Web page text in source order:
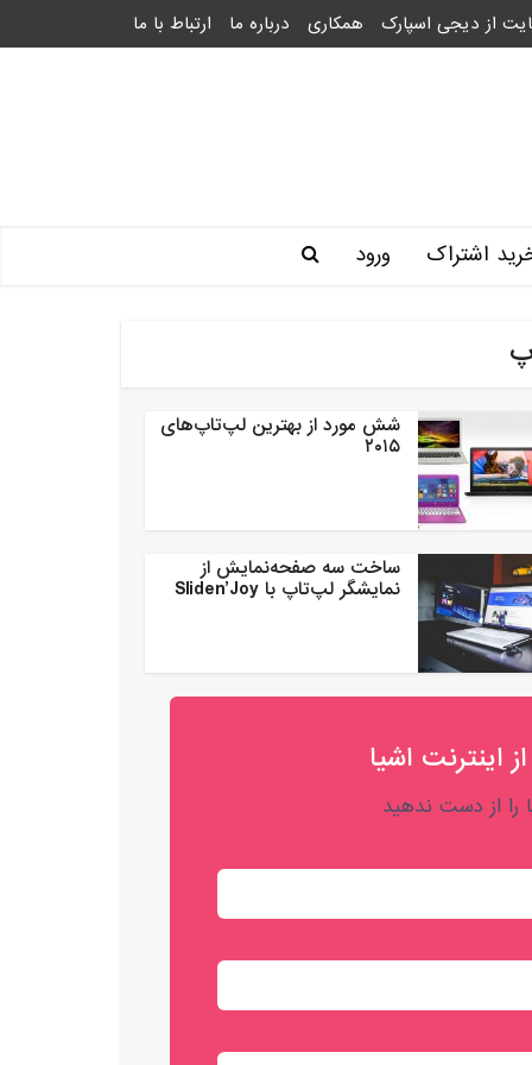
از دیجی اسپارک همکاری درباره ما ارتباط با ما
اشتراک ورود
شش مورد از بهترین لپ‌تاپ‌های
۲۰۱۵
ساخت سه صفحه‌نمایش از
نمایشگر لپ‌تاپ با Sliden’Joy
اینترنت اشیا
از دست ندهید